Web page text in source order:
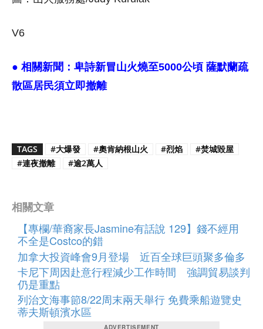
V6
● 相關新聞： 卑詩新冒山火燒至5000公頃 薩默蘭疏
散區居民須立即撤離
TAGS #大爆發 #奧肯納根山火 #烈焰
#焚城毀屋
#連夜撤離
#逾2萬人
相關文章
【專欄/華裔家長Jasmine有話說 129】錢不經用
不全是Costco的錯
加拿大投資峰會9月登場 近百全球巨頭聚多倫多
卡尼下周因赴意行程減少工作時間 強調貿易談判
仍是重點
列治文海事節8/22周末兩天舉行 免費乘船遊覽史
蒂夫斯頓濱水區